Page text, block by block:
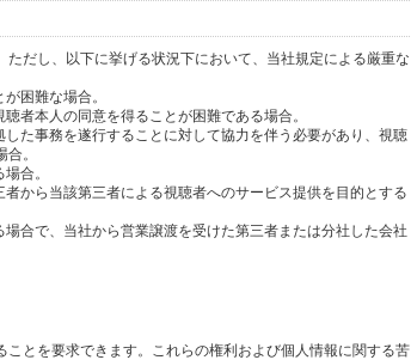
だし、以下に挙げる状況下において、当社規定による厳重な
困難な場合。
者本人の同意を得ることが困難である場合。
た事務を遂行することに対して協力を伴う必要があり、視聴
。
合。
から当該第三者による視聴者へのサービス提供を目的とする
合で、当社から営業譲渡を受けた第三者または分社した会社
とを要求できます。これらの権利および個人情報に関する苦